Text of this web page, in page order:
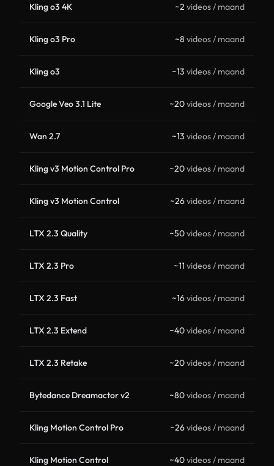
Kling o3 4K ~2 videos / maand
Kling o3 Pro ~8 videos / maand
Kling o3 ~13 videos / maand
Google Veo 3.1 Lite ~20videos / maand
Wan 2.7 ~13 videos / maand
Kling v3 Motion Control Pro ~20videos / maand
Kling v3 Motion Control ~26videos / maand
LTX 2.3 Quality ~50videos / maand
LTX 2.3 Pro ~11 videos / maand
LTX 2.3 Fast ~16videos / maand
LTX 2.3 Extend ~40videos / maand
LTX 2.3 Retake ~20videos / maand
Bytedance Dreamactor v2 ~80videos / maand
Kling Motion Control Pro ~26videos / maand
Kling Motion Control ~40videos / maand